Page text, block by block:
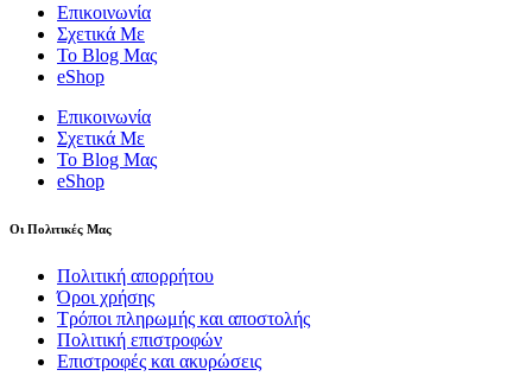
Επικοινωνία
Σχετικά Με
Το Blog Μας
eShop
Επικοινωνία
Σχετικά Με
Το Blog Μας
eShop
Οι Πολιτικές Μας
Πολιτική απορρήτου
Όροι χρήσης
Τρόποι πληρωμής και αποστολής
Πολιτική επιστροφών
Επιστροφές και ακυρώσεις